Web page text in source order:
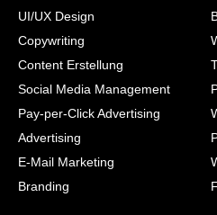
UI/UX Design
Copywriting
Content Erstellung
Social Media Management
Pay-per-Click Advertising
Advertising
E-Mail Marketing
Branding